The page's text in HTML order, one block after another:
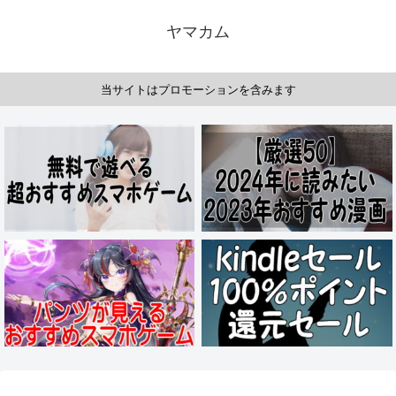
ヤマカム
当サイトはプロモーションを含みます